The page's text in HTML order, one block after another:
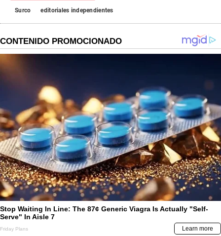
Surco editoriales independientes